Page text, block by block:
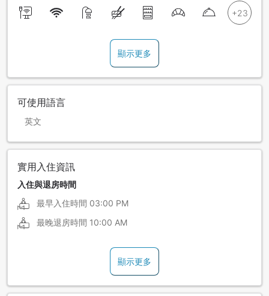
顯示更多
可使用語言
英文
實用入住資訊
入住與退房時間
最早入住時間 03:00 PM
最晚退房時間 10:00 AM
顯示更多